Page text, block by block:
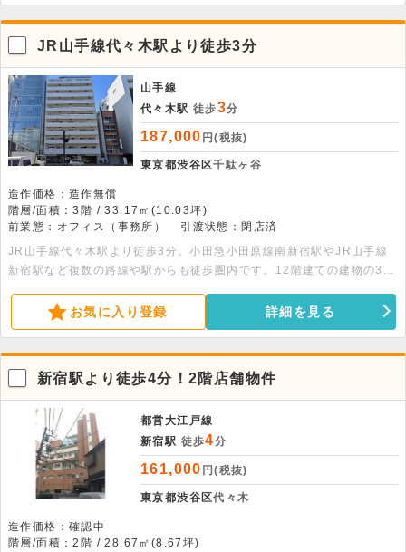
JR山手線代々木駅より徒歩3分
山手線
代々木駅 徒歩3分
187,000 円(税抜)
東京都渋谷区千駄ヶ谷
造作価格：造作無償
階層/面積：3階 / 33.17㎡(10.03坪)
前業態：オフィス（事務所）
引渡状態：閉店済
JR山手線代々木駅より徒歩3分。小田急小田原線南新宿駅やJR山手線
新宿駅など複数の路線や駅からも徒歩圏内です。12階建ての建物の3階
オートロック・防犯カメラ・エレベーター完備です。
お気に入り登録 詳細を見る
新宿駅より徒歩4分！2階店舗物件
都営大江戸線
新宿駅 徒歩4分
161,000 円(税抜)
東京都渋谷区代々木
造作価格：確認中
階層/面積：2階 / 28.67㎡(8.67坪)